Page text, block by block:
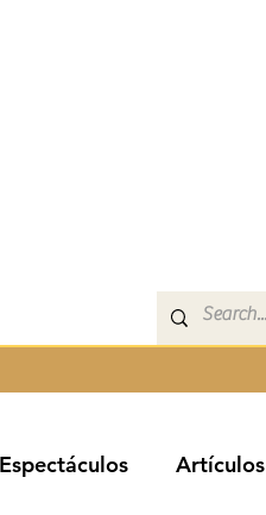
Espectáculos Artículos